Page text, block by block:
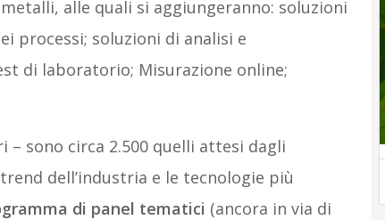
alle quali si aggiungeranno: soluzioni
processi; soluzioni di analisi e
di laboratorio; Misurazione online;
sono circa 2.500 quelli attesi dagli
dell’industria e le tecnologie più
di panel tematici (ancora in via di